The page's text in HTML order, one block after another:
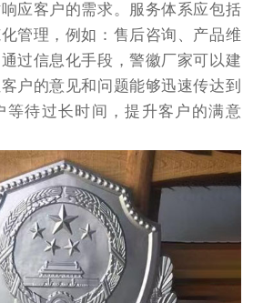
应客户的需求。服务体系应包括
管理，例如：售后咨询、产品维
过信息化手段，警徽厂家可以建
户的意见和问题能够迅速传达到
等待过长时间，提升客户的满意